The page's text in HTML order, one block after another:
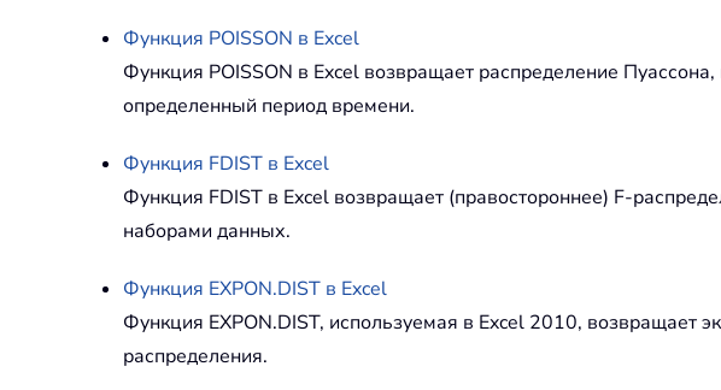
Функция POISSON в Excel
Функция POISSON в Excel возвращает распределение
определенный период времени.
Функция FDIST в Excel
Функция FDIST в Excel возвращает (правостороннее) F-
наборами данных.
Функция EXPON.DIST в Excel
Функция EXPON.DIST, используемая в Excel 2010, возвращает
распределения.